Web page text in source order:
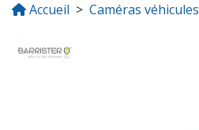
Accueil Caméras véhicules